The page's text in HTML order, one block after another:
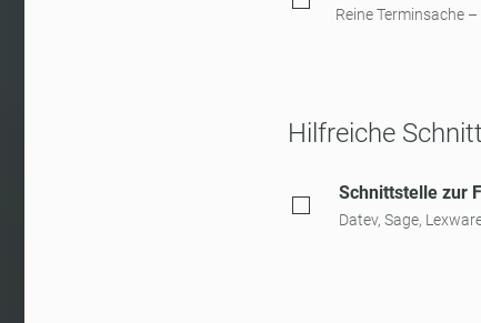
Reine Terminsache
Hilfreiche
Schnittstelle zur
Datev, Sage,